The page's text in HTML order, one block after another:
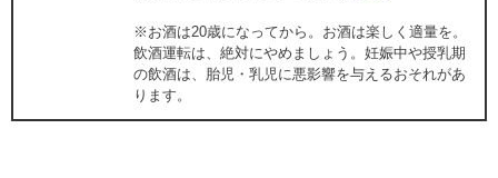
※お酒は20歳になってから。お酒は楽しく適量を。
飲酒運転は、絶対にやめましょう。妊娠中や授乳期
の飲酒は、胎児・乳児に悪影響を与えるおそれがあ
ります。